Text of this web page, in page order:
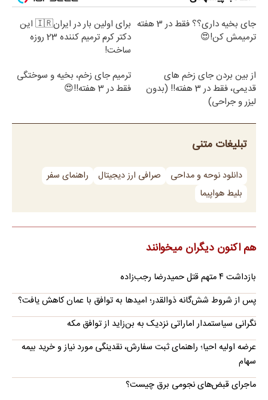
جای بخیه داری؟؟ فقط در 3 هفته
ترمیمش کن!😍
برای اولین بار در ایران🇮🇷 این
دکتر کرم ترمیم کننده 23 روزه
ساخت!
از بین بردن جای زخم های
قدیمی، فقط در 3 هفته!! (بدون
لیزر و جراحی)
ترمیم جای زخم، بخیه و سوختگی
فقط در 3 هفته!!😍
تبلیغات متنی
دانلود نوحه و مداحی صرافی ارز دیجیتال
راهنمای سفر
بلیط هواپیما
هم اکنون دیگران میخوانند
بازداشت ۴ متهم قتل حمیدرضا رجب‌زاده
پس از شروط شش‌گانه ذوالقدر؛ امیدها به توافق با عمان کاهش یافت؟
نگرانی سیاستمدار اماراتی نزدیک به بن‌زاید از توافق مکه
عرضه اولیه احیا؛ راهنمای ثبت سفارش، نقدینگی مورد نیاز و خرید بیمه
سهام
ماجرای قبض‌های نجومی برق چیست؟